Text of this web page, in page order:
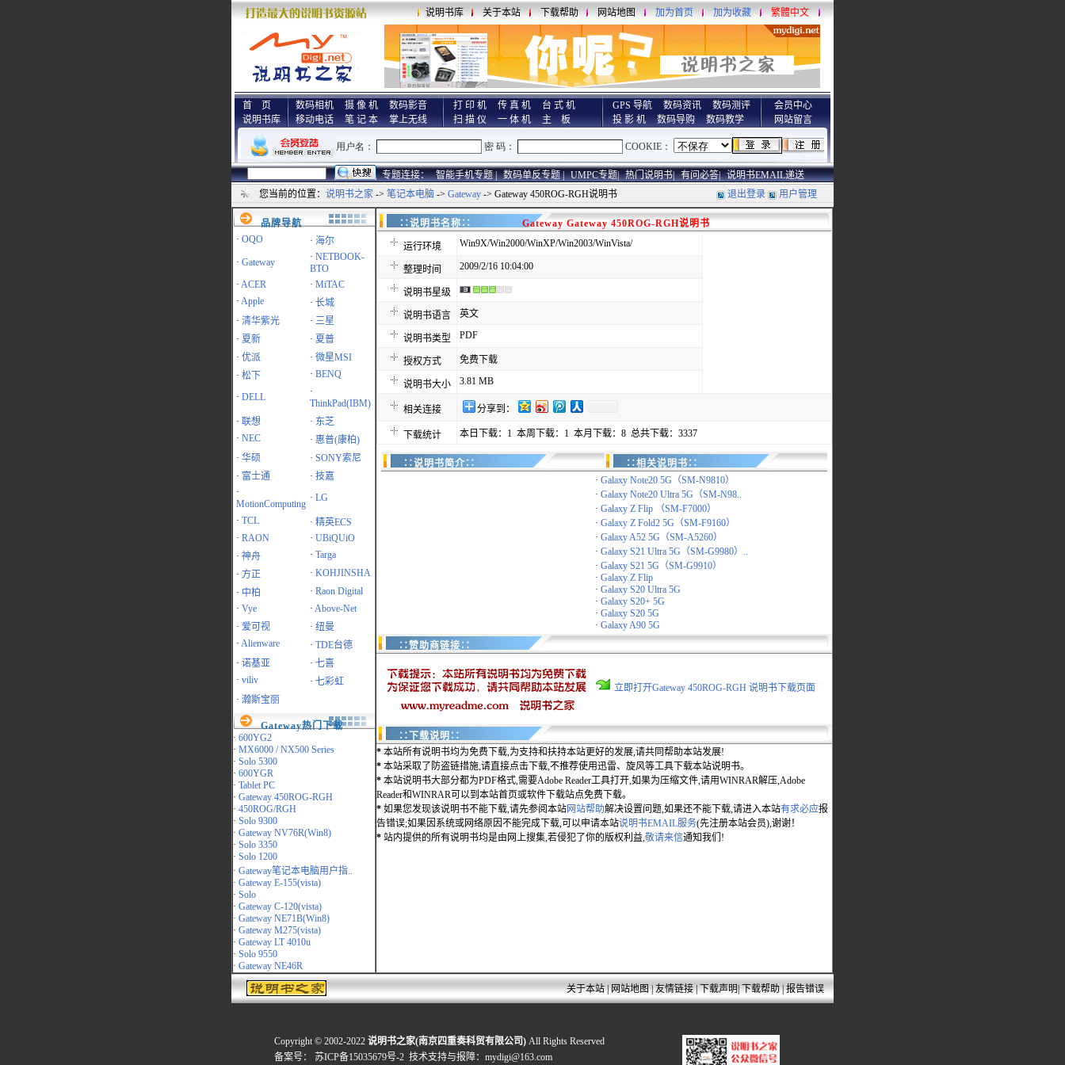
说明书库 关于本站 下载帮助 网站地图 加为首页 加为收藏 繁體中文
首 页
说明书库
数码相机 摄 像 机
数码影音
移动电话
笔 记 本 掌上无线
打 印 机 传 真 机
台 式 机
扫 描 仪
一 体 机 主 板
GPS 导航 数码资讯
数码测评
投 影 机
数码导购 数码教学
会员中心
网站留言
专题连接： 智能手机专题 | 数码单反专题 | UMPC专题| 热门说明书| 有问必答| 说明书EMAIL递送
您当前的位置： 说明书之家 -> 笔记本电脑 -> Gateway -> Gateway 450ROG-RGH说明书 退出登录 用户管理
品牌导航
· OQO · 海尔
· Gateway · NETBOOK-
BTO
· ACER · MiTAC
· Apple · 长城
· 清华紫光 · 三星
· 夏新 · 夏普
· 优派 · 微星MSI
· 松下 · BENQ
· DELL
·
ThinkPad(IBM)
· 联想 · 东芝
· NEC · 惠普(康柏)
· 华硕 · SONY索尼
· 富士通 · 技嘉
·
MotionComputing
· LG
· TCL · 精英ECS
· RAON · UBiQUiO
· 神舟 · Targa
· 方正 · KOHJINSHA
· 中柏 · Raon Digital
· Vye · Above-Net
· 爱可视 · 纽曼
· Alienware · TDE台德
· 诺基亚 · 七喜
· viliv · 七彩虹
· 瀚斯宝丽
Gateway热门下载
· 600YG2
· MX6000 / NX500 Series
· Solo 5300
· 600YGR
· Tablet PC
· Gateway 450ROG-RGH
· 450ROG/RGH
· Solo 9300
· Gateway NV76R(Win8)
· Solo 3350
· Solo 1200
· Gateway笔记本电脑用户指..
· Gateway E-155(vista)
· Solo
· Gateway C-120(vista)
· Gateway NE71B(Win8)
· Gateway M275(vista)
· Gateway LT 4010u
· Solo 9550
· Gateway NE46R
∷说明书名称∷ Gateway Gateway 450ROG-RGH说明书
运行环境 Win9X/Win2000/WinXP/Win2003/WinVista/
整理时间 2009/2/16 10:04:00
说明书星级
说明书语言 英文
说明书类型 PDF
授权方式 免费下载
说明书大小 3.81 MB
相关连接 分享到：
下载统计 本日下载：1 本周下载：1 本月下载：8 总共下载：3337
∷说明书简介∷
∷相关说明书∷
· Galaxy Note20 5G（SM-N9810）
· Galaxy Note20 Ultra 5G（SM-N98..
· Galaxy Z Flip （SM-F7000）
· Galaxy Z Fold2 5G（SM-F9160）
· Galaxy A52 5G（SM-A5260）
· Galaxy S21 Ultra 5G（SM-G9980）..
· Galaxy S21 5G（SM-G9910）
· Galaxy Z Flip
· Galaxy S20 Ultra 5G
· Galaxy S20+ 5G
· Galaxy S20 5G
· Galaxy A90 5G
∷赞助商链接∷
立即打开Gateway 450ROG-RGH 说明书下载页面
∷下载说明∷
* 本站所有说明书均为免费下载,为支持和扶持本站更好的发展,请共同帮助本站发展!
* 本站采取了防盗链措施,请直接点击下载,不推荐使用迅雷、旋风等工具下载本站说明书。
* 本站说明书大部分都为PDF格式,需要Adobe Reader工具打开,如果为压缩文件,请用WINRAR解压,Adobe
Reader和WINRAR可以到本站首页或软件下载站点免费下载。
* 如果您发现该说明书不能下载,请先参阅本站网站帮助解决设置问题,如果还不能下载,请进入本站有求必应报
告错误;如果因系统或网络原因不能完成下载,可以申请本站说明书EMAIL服务(先注册本站会员),谢谢！
* 站内提供的所有说明书均是由网上搜集,若侵犯了你的版权利益,敬请来信通知我们!
关于本站|网站地图|友情链接|下载声明|下载帮助|报告错误
Copyright © 2002-2022 说明书之家(南京四重奏科贸有限公司) All Rights Reserved
备案号：
苏ICP备15035679号-2 技术支持与报障：mydigi@163.com